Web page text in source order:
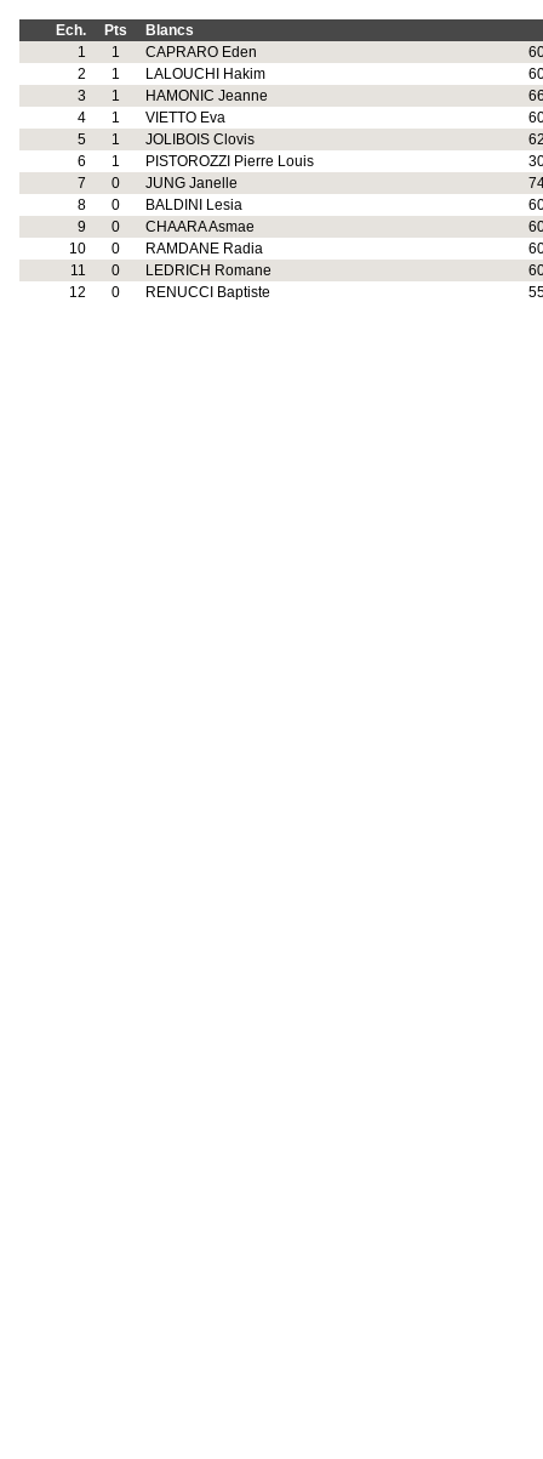
Ech. Pts
Blancs
1
1 CAPRARO Eden
2
1 LALOUCHI Hakim
3
1 HAMONIC Jeanne
4
1 VIETTO Eva
5
1 JOLIBOIS Clovis
6
1 PISTOROZZI Pierre Louis
7
0 JUNG Janelle
8
0 BALDINI Lesia
9
0 CHAARA Asmae
10
0 RAMDANE Radia
11
0 LEDRICH Romane
12
0 RENUCCI Baptiste